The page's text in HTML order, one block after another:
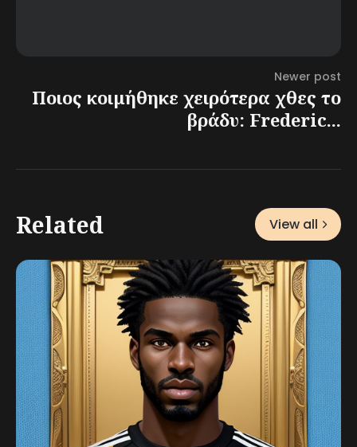
Newer post
Ποιος κοιμήθηκε χειρότερα χθες το
βράδυ: Frederic...
Related View all